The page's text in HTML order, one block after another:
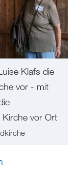
Klafs die
vor - mit
vor Ort